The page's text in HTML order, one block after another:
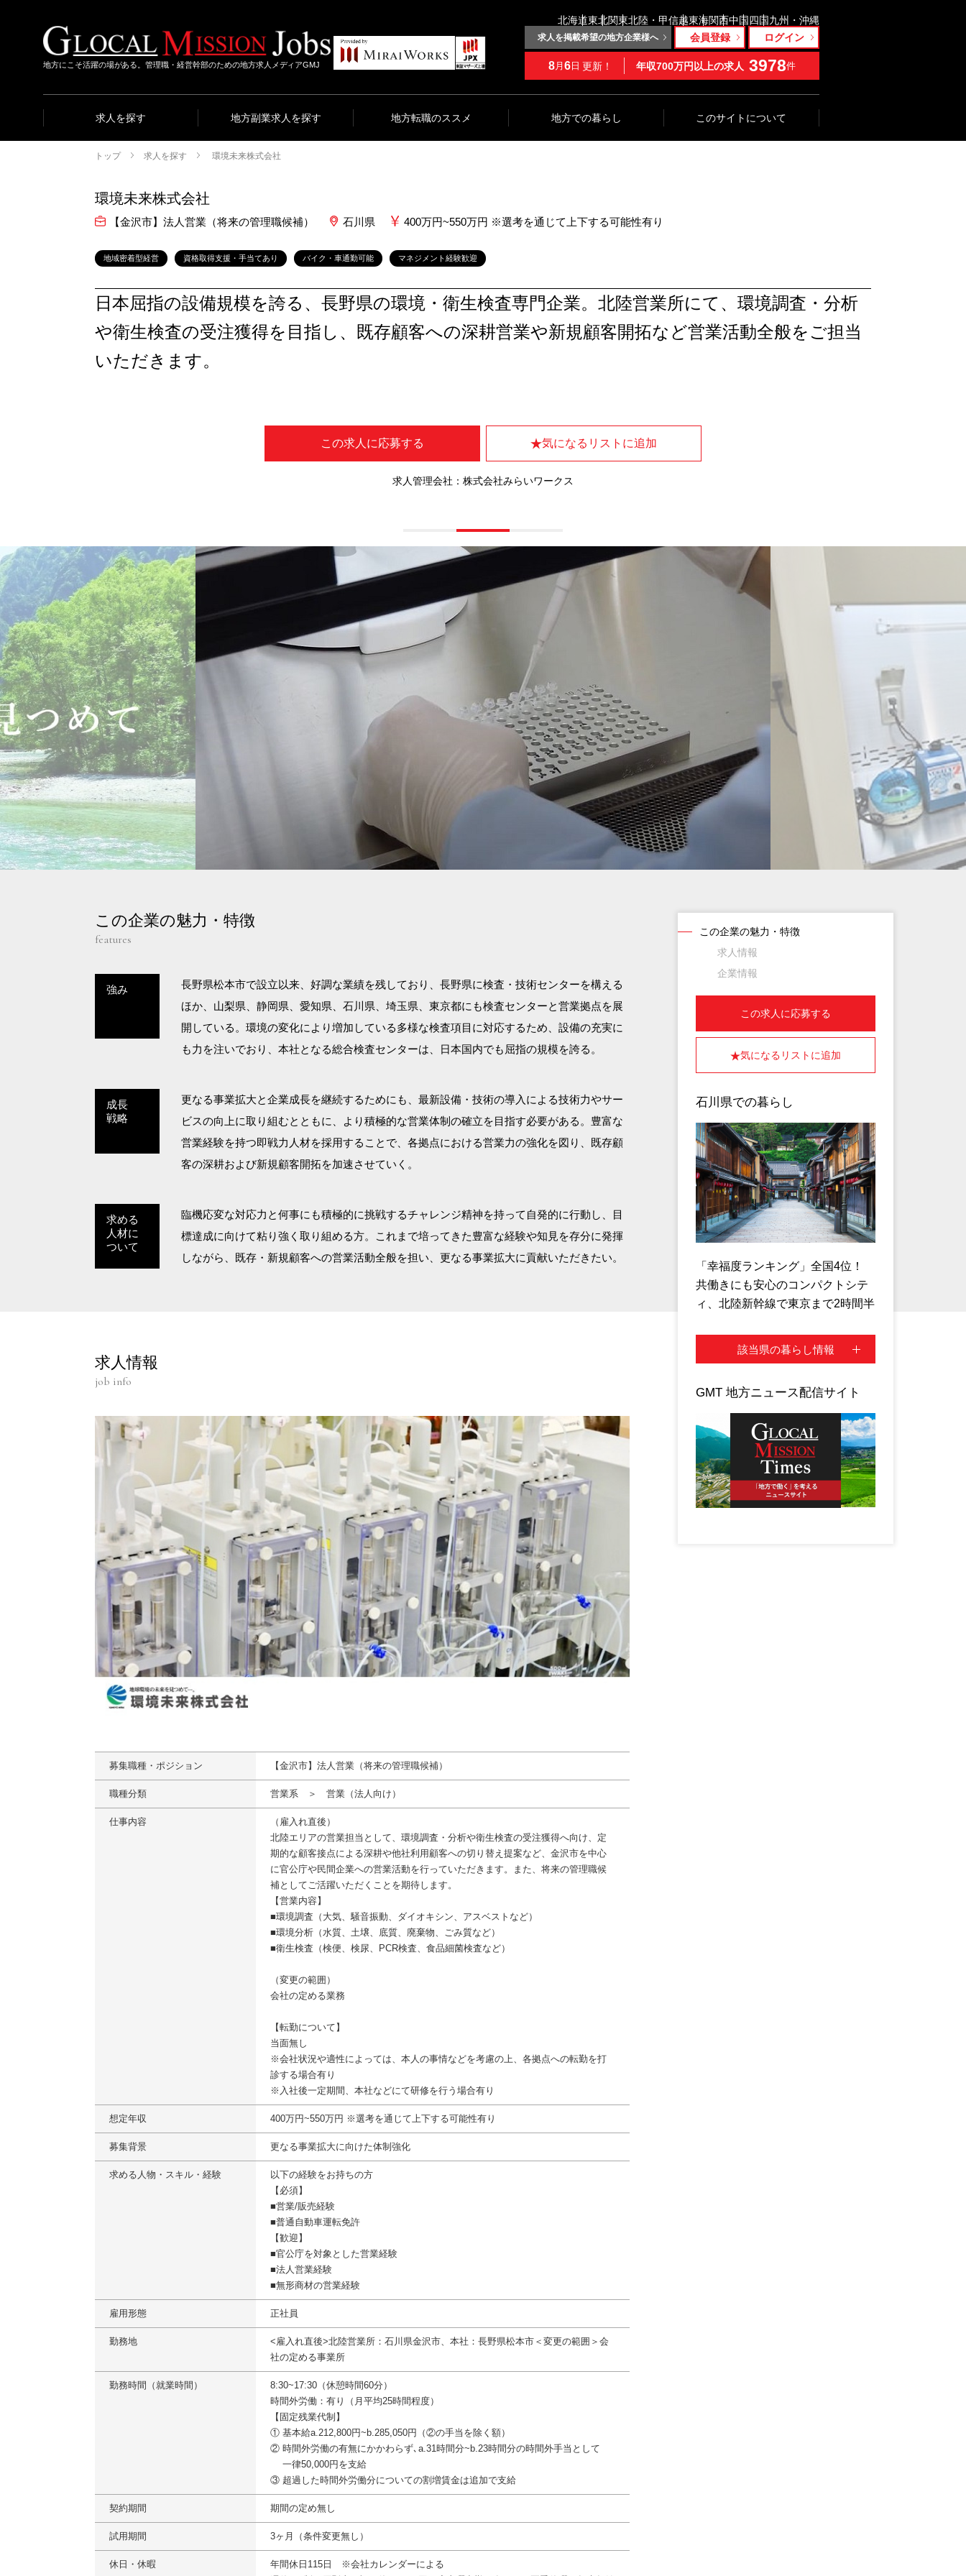
地方にこそ活躍の場がある。管理職・経営幹部のための地方求人メディアGMJ
北海道東北関東北陸・甲信越東海関西中国四国九州・沖縄
求人を掲載希望の地方企業様へ 会員登録 ログイン
8月 6日 更新！ 年収700万円以上の求人 3978件
求人を探す 地方副業求人を探す 地方転職のススメ 地方での暮らし このサイトについて
トップ 求人を探す 環境未来株式会社
環境未来株式会社
【金沢市】法人営業（将来の管理職候補） 石川県 400万円~550万円 ※選考を通じて上下する可能性有り
地域密着型経営 資格取得支援・手当てあり バイク・車通勤可能 マネジメント経験歓迎
日本屈指の設備規模を誇る、長野県の環境・衛生検査専門企業。北陸営業所にて、環境調査・分析
や衛生検査の受注獲得を目指し、既存顧客への深耕営業や新規顧客開拓など営業活動全般をご担当
いただきます。
この求人に応募する 気になるリストに追加
求人管理会社：株式会社みらいワークス
この企業の魅力・特徴
features
強み
長野県松本市で設立以来、好調な業績を残しており、長野県に検査・技術センターを構える
ほか、山梨県、静岡県、愛知県、石川県、埼玉県、東京都にも検査センターと営業拠点を展
開している。環境の変化により増加している多様な検査項目に対応するため、設備の充実に
も力を注いでおり、本社となる総合検査センターは、日本国内でも屈指の規模を誇る。
成長
戦略
更なる事業拡大と企業成長を継続するためにも、最新設備・技術の導入による技術力やサー
ビスの向上に取り組むとともに、より積極的な営業体制の確立を目指す必要がある。豊富な
営業経験を持つ即戦力人材を採用することで、各拠点における営業力の強化を図り、既存顧
客の深耕および新規顧客開拓を加速させていく。
求める
人材に
ついて
臨機応変な対応力と何事にも積極的に挑戦するチャレンジ精神を持って自発的に行動し、目
標達成に向けて粘り強く取り組める方。これまで培ってきた豊富な経験や知見を存分に発揮
しながら、既存・新規顧客への営業活動全般を担い、更なる事業拡大に貢献いただきたい。
求人情報
job info
募集職種・ポジション 【金沢市】法人営業（将来の管理職候補）
職種分類 営業系 ＞ 営業（法人向け）
仕事内容
（雇入れ直後）
北陸エリアの営業担当として、環境調査・分析や衛生検査の受注獲得へ向け、定
期的な顧客接点による深耕や他社利用顧客への切り替え提案など、金沢市を中心
に官公庁や民間企業への営業活動を行っていただきます。また、将来の管理職候
補としてご活躍いただくことを期待します。
【営業内容】
■環境調査（大気、騒音振動、ダイオキシン、アスベストなど）
■環境分析（水質、土壌、底質、廃棄物、ごみ質など）
■衛生検査（検便、検尿、PCR検査、食品細菌検査など）
（変更の範囲）
会社の定める業務
【転勤について】
当面無し
※会社状況や適性によっては、本人の事情などを考慮の上、各拠点への転勤を打
診する場合有り
※入社後一定期間、本社などにて研修を行う場合有り
想定年収 400万円~550万円 ※選考を通じて上下する可能性有り
募集背景 更なる事業拡大に向けた体制強化
求める人物・スキル・経験
以下の経験をお持ちの方
【必須】
■営業/販売経験
■普通自動車運転免許
【歓迎】
■官公庁を対象とした営業経験
■法人営業経験
■無形商材の営業経験
雇用形態 正社員
勤務地
<雇入れ直後>北陸営業所：石川県金沢市、本社：長野県松本市＜変更の範囲＞会
社の定める事業所
勤務時間（就業時間）
8:30~17:30（休憩時間60分）
時間外労働：有り（月平均25時間程度）
【固定残業代制】
① 基本給a.212,800円~b.285,050円（②の手当を除く額）
② 時間外労働の有無にかかわらず､a.31時間分~b.23時間分の時間外手当として
一律50,000円を支給
③ 超過した時間外労働分についての割増賃金は追加で支給
契約期間 期間の定め無し
試用期間 3ヶ月（条件変更無し）
休日・休暇
年間休日115日 ※会社カレンダーによる
この企業の魅力・特徴
求人情報
企業情報
この求人に応募する
気になるリストに追加
石川県での暮らし
「幸福度ランキング」全国4位！
共働きにも安心のコンパクトシテ
ィ、北陸新幹線で東京まで2時間半
該当県の暮らし情報
GMT 地方ニュース配信サイト